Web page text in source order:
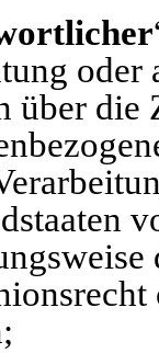
oder
über